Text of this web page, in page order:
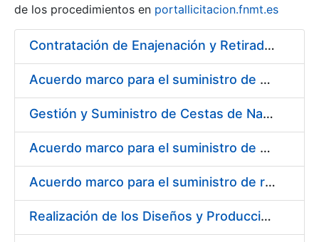
Erakutsi/Ezkutatu
de los procedimientos en portallicitacion.fnmt.es
Contratación de Enajenación y Retirada de Chatarra de Hierro, Acero y Chapa de la RCM-FNMT
Acuerdo marco para el suministro de material de electricidad para la FNMT RCM en su sede de Madrid
Gestión y Suministro de Cestas de Navidad para los trabajadores de la Fábrica Nacional de Moneda y Timbre-Real Casa de la Moneda (FNMT-RCM) para el año 2021
Acuerdo marco para el suministro de material de transmisiones de potencia, rodamientos, estanqueidad e hidráulica
Acuerdo marco para el suministro de repuestos específicos de maquinaria
Realización de los Diseños y Producción del Material Gráfico, en sus diferentes formatos y dispositivos, para la correcta comunicación, tanto interna como externa, de la entidad pública empresarial, Fábrica Nacional de Moneda y Timbre-Real Casa de la Moneda (FNMT-RCM)